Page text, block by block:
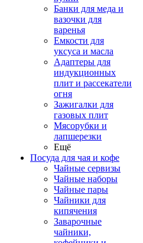
Банки для меда и
вазочки для
варенья
Емкости для
уксуса и масла
Адаптеры для
индукционных
плит и рассекатели
огня
Зажигалки для
газовых плит
Мясорубки и
лапшерезки
Ещё
Посуда для чая и кофе
Чайные сервизы
Чайные наборы
Чайные пары
Чайники для
кипячения
Заварочные
чайники,